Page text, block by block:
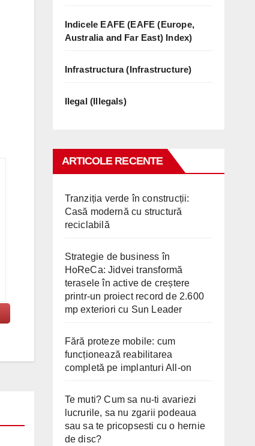
Indicele EAFE (EAFE (Europe,
Australia and Far East) Index)
Infrastructura (Infrastructure)
Ilegal (Illegals)
ARTICOLE RECENTE
Tranziția verde în construcții:
Casă modernă cu structură
reciclabilă
Strategie de business în
HoReCa: Jidvei transformă
terasele în active de creștere
printr-un proiect record de 2.600
mp exteriori cu Sun Leader
Fără proteze mobile: cum
funcționează reabilitarea
completă pe implanturi All-on
Te muti? Cum sa nu-ti avariezi
lucrurile, sa nu zgarii podeaua
sau sa te pricopsesti cu o hernie
de disc?